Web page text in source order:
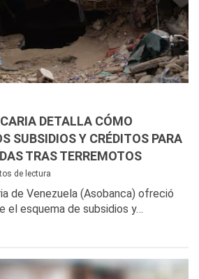
DETALLA CÓMO
SUBSIDIOS Y CRÉDITOS PARA
TRAS TERREMOTOS
de lectura
de Venezuela (Asobanca) ofreció
el esquema de subsidios y…